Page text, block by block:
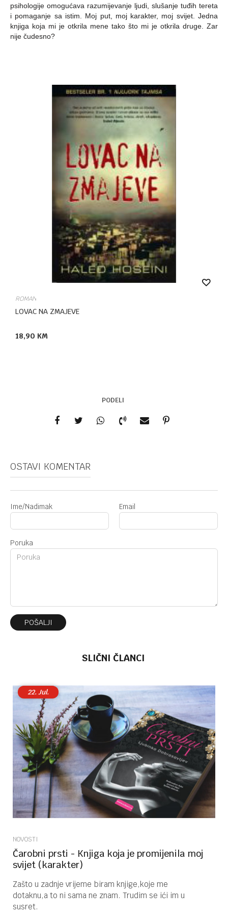
psihologije omogućava razumijevanje ljudi, slušanje tuđih tereta
i pomaganje sa istim. Moj put, moj karakter, moj svijet. Jedna
knjiga koja mi je otkrila mene tako što mi je otkrila druge. Zar
nije čudesno?
ROMAN
LOVAC NA ZMAJEVE
18,90 KM
PODELI
OSTAVI KOMENTAR
Ime/Nadimak Email
Poruka
POŠALJI
SLIČNI ČLANCI
22.Jul.
NOVOSTI
Čarobni prsti - Knjiga koja je promijenila moj
svijet (karakter)
Zašto u zadnje vrijeme biram knjige,koje me
dotaknu,a to ni sama ne znam. Trudim se ići im u
susret.